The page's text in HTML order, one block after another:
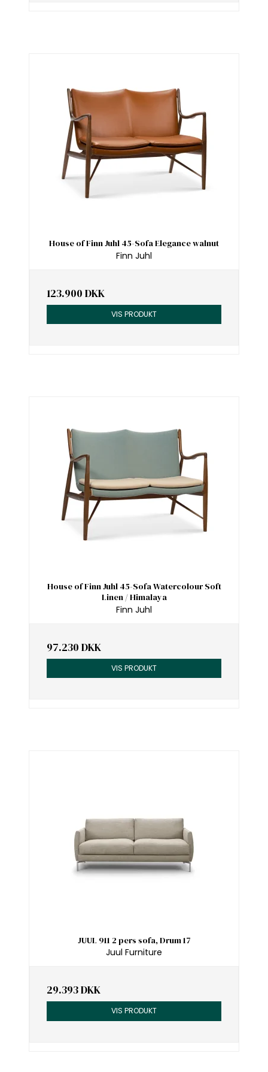
House of Finn Juhl 45-Sofa Elegance walnut
Finn Juhl
123.900 DKK
VIS PRODUKT
House of Finn Juhl 45-Sofa Watercolour Soft
Linen / Himalaya
Finn Juhl
97.230 DKK
VIS PRODUKT
JUUL 911 2 pers sofa, Drum 17
Juul Furniture
29.393 DKK
VIS PRODUKT